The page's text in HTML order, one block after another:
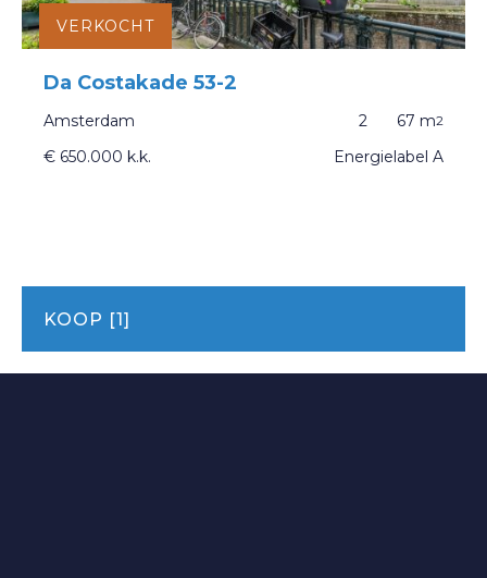
VERKOCHT
Da Costakade 53-2
Amsterdam 2 67 m2
€ 650.000 k.k. Energielabel A
KOOP [1]